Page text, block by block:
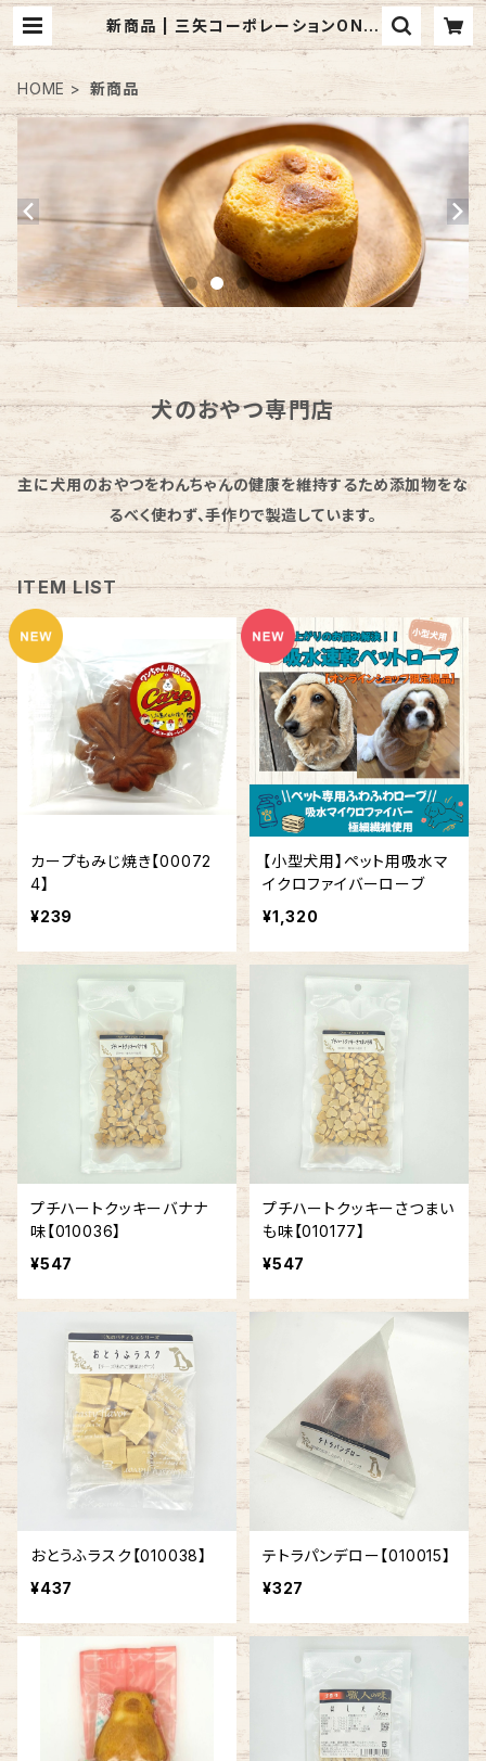
新商品 | 三矢コーポレーションONLI
NESHOP
HOME 新商品
犬のおやつ専門店
主に犬用のおやつをわんちゃんの健康を維持するため添加物をな
るべく使わず、手作りで製造しています。
ITEM LIST
カープもみじ焼き【00072
4】
¥239
【小型犬用】ペット用吸水マ
イクロファイバーローブ
¥1,320
プチハートクッキーバナナ
味【010036】
¥547
プチハートクッキーさつまい
も味【010177】
¥547
おとうふラスク【010038】
¥437
テトラパンデロー【010015】
¥327